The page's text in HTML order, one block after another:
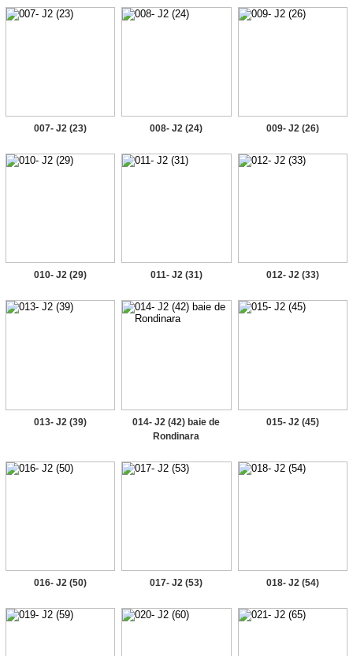
007- J2 (23) 008- J2 (24) 009- J2 (26)
010- J2 (29) 011- J2 (31) 012- J2 (33)
013- J2 (39)
014- J2 (42) baie de
Rondinara
015- J2 (45)
016- J2 (50) 017- J2 (53) 018- J2 (54)